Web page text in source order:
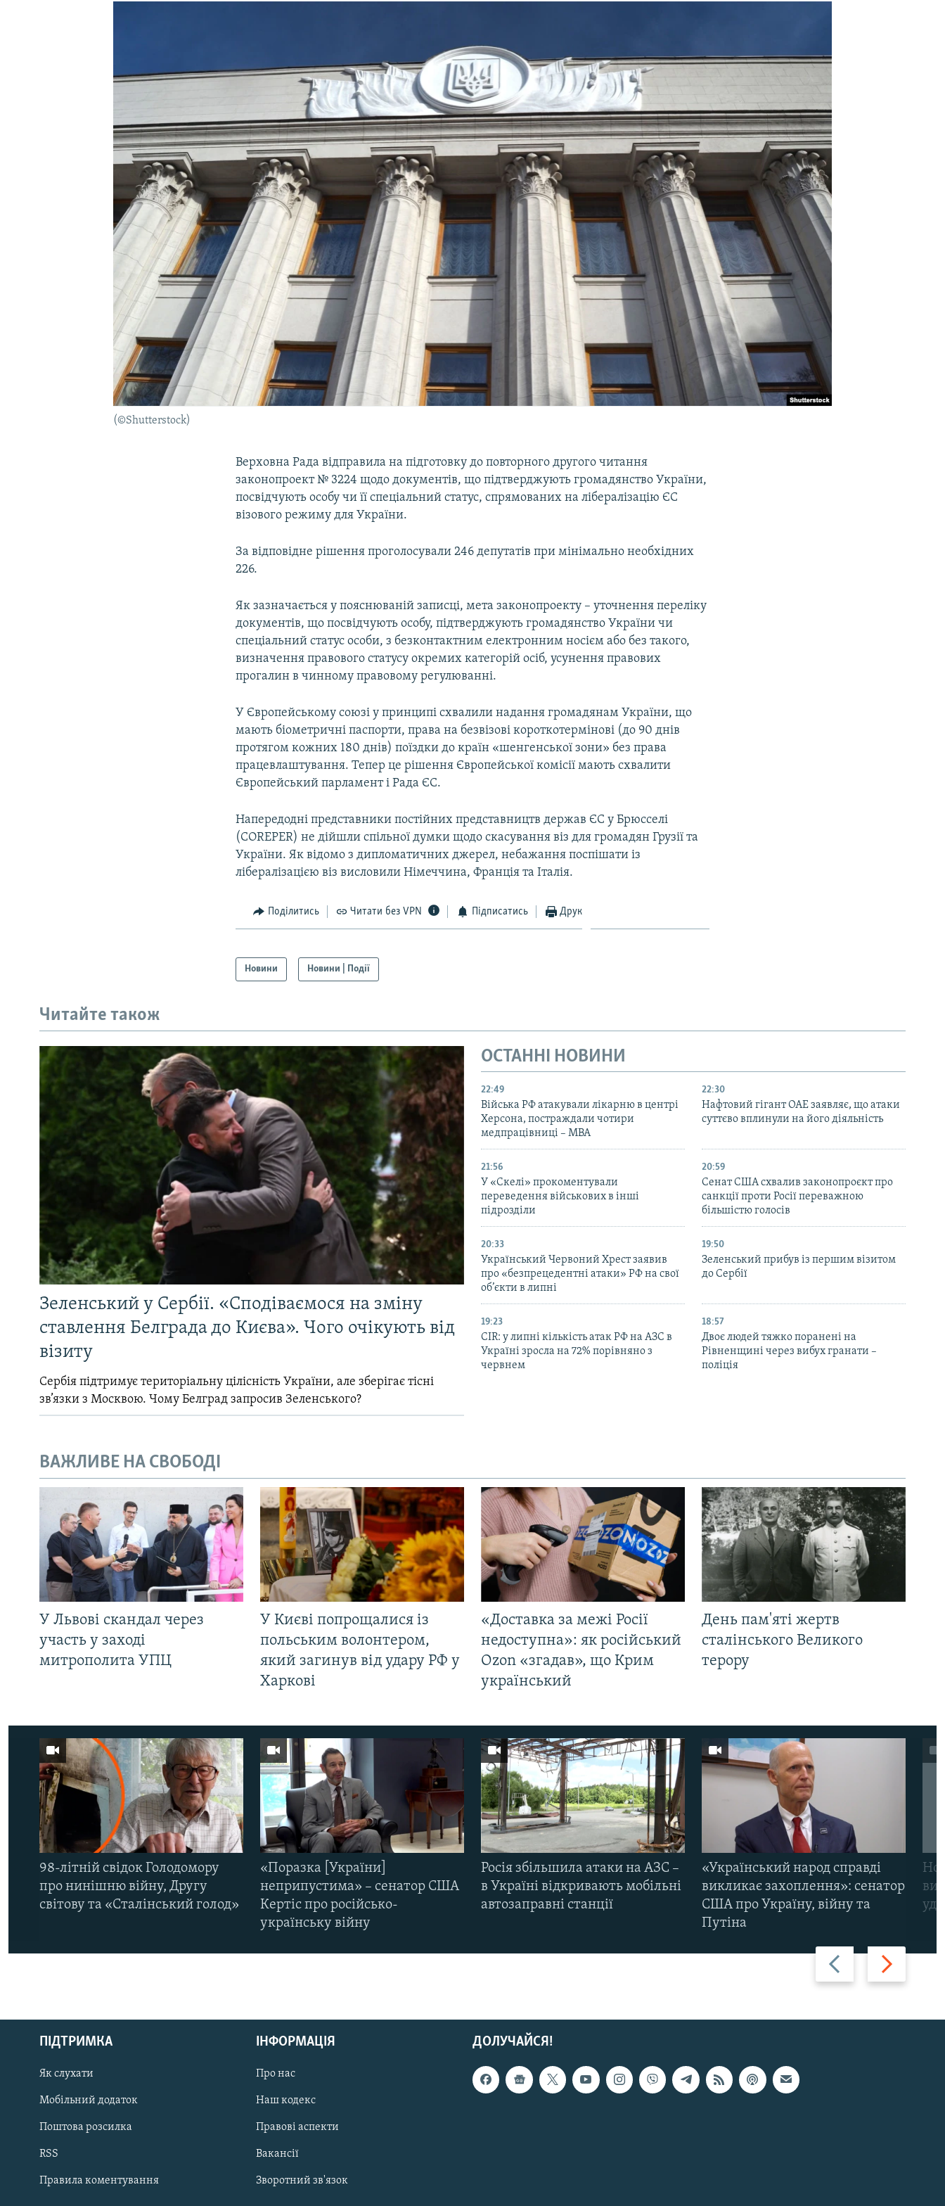
РУС
ДОЛУЧАЙСЯ!
(©Shutterstock)
Верховна Рада відправила на підготовку до повторного другого читання
законопроект № 3224 щодо документів, що підтверджують громадянство України,
посвідчують особу чи її спеціальний статус, спрямованих на лібералізацію ЄС
візового режиму для України.
За відповідне рішення проголосували 246 депутатів при мінімально необхідних
226.
Як зазначається у пояснюваній записці, мета законопроекту – уточнення переліку
документів, що посвідчують особу, підтверджують громадянство України чи
спеціальний статус особи, з безконтактним електронним носієм або без такого,
визначення правового статусу окремих категорій осіб, усунення правових
прогалин в чинному правовому регулюванні.
У Європейському союзі у принципі схвалили надання громадянам України, що
мають біометричні паспорти, права на безвізові короткотермінові (до 90 днів
протягом кожних 180 днів) поїздки до країн «шенгенської зони» без права
працевлаштування. Тепер це рішення Європейської комісії мають схвалити
Європейський парламент і Рада ЄС.
Напередодні представники постійних представництв держав ЄС у Брюсселі
(COREPER) не дійшли спільної думки щодо скасування віз для громадян Грузії та
України. Як відомо з дипломатичних джерел, небажання поспішати із
лібералізацією віз висловили Німеччина, Франція та Італія.
Поділитись Читати без VPN Підписатись Друк
Новини Новини | Події
Читайте також
Зеленський у Сербії. «Сподіваємося на зміну
ставлення Белграда до Києва». Чого очікують від
візиту
Сербія підтримує територіальну цілісність України, але зберігає тісні
зв’язки з Москвою. Чому Белград запросив Зеленського?
ОСТАННІ НОВИНИ
22:49
Війська РФ атакували лікарню в центрі
Херсона, постраждали чотири
медпрацівниці – МВА
22:30
Нафтовий гігант ОАЕ заявляє, що атаки
суттєво вплинули на його діяльність
21:56
У «Скелі» прокоментували
переведення військових в інші
підрозділи
20:59
Cенат США схвалив законопроєкт про
санкції проти Росії переважною
більшістю голосів
20:33
Український Червоний Хрест заявив
про «безпрецедентні атаки» РФ на свої
об’єкти в липні
19:50
Зеленський прибув із першим візитом
до Сербії
19:23
CIR: у липні кількість атак РФ на АЗС в
Україні зросла на 72% порівняно з
червнем
18:57
Двоє людей тяжко поранені на
Рівненщині через вибух гранати –
поліція
ВАЖЛИВЕ НА СВОБОДІ
У Львові скандал через
участь у заході
митрополита УПЦ
У Києві попрощалися із
польським волонтером,
який загинув від удару РФ у
Харкові
«Доставка за межі Росії
недоступна»: як російський
Ozon «згадав», що Крим
український
День пам'яті жертв
сталінського Великого
терору
Назад Вперед
98-літній свідок Голодомору
про нинішню війну, Другу
світову та «Сталінський голод»
«Поразка [України]
неприпустима» – сенатор США
Кертіс про російсько-
українську війну
Росія збільшила атаки на АЗС –
в Україні відкривають мобільні
автозаправні станції
«Український народ справді
викликає захоплення»: сенатор
США про Україну, війну та
Путіна
ДОЛУЧАЙСЯ!
ПІДТРИМКА
Як слухати
Мобільний додаток
Поштова розсилка
RSS
Правила коментування
ІНФОРМАЦІЯ
Про нас
Наш кодекс
Правові аспекти
Вакансії
Зворотний зв'язок